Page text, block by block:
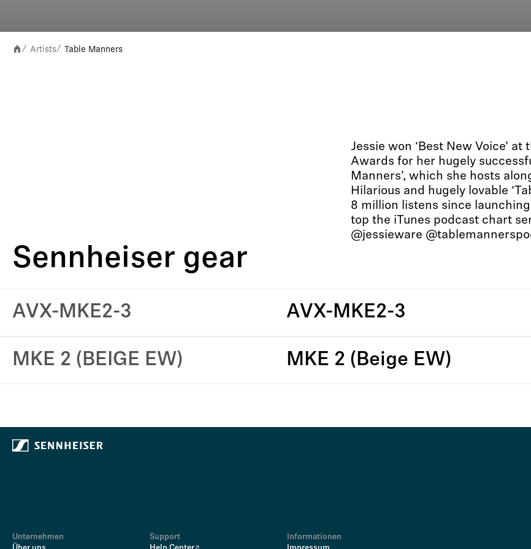
/ Artists/ Table Manners
Jessie won ‘Best New Voice’
Awards for her hugely
Manners’, which she hosts
Hilarious and hugely lovable
8 million listens since
top the iTunes podcast chart
@jessieware
Sennheiser gear
AVX-MKE2-3 AVX-MKE2-3
MKE 2 (BEIGE EW) MKE 2 (Beige EW)
Unternehmen
Support
Informationen